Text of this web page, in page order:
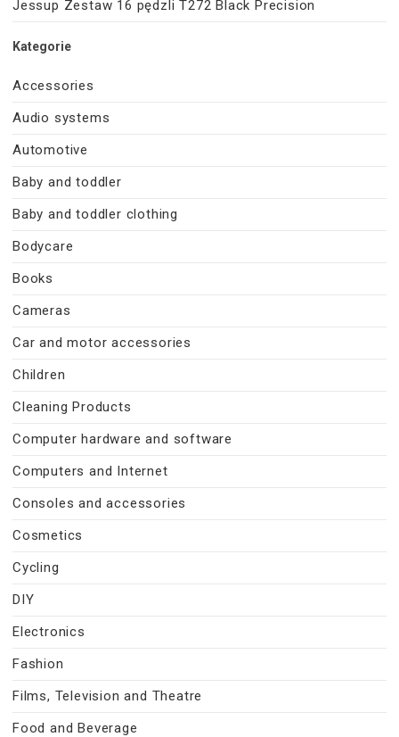
Jessup Zestaw 16 pędzli T272 Black Precision
Kategorie
Accessories
Audio systems
Automotive
Baby and toddler
Baby and toddler clothing
Bodycare
Books
Cameras
Car and motor accessories
Children
Cleaning Products
Computer hardware and software
Computers and Internet
Consoles and accessories
Cosmetics
Cycling
DIY
Electronics
Fashion
Films, Television and Theatre
Food and Beverage